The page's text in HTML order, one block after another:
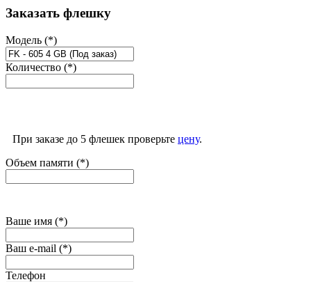
Заказать флешку
Модель (*)
Количество (*)
При заказе до 5 флешек проверьте цену.
Объем памяти (*)
Ваше имя (*)
Ваш e-mail (*)
Телефон